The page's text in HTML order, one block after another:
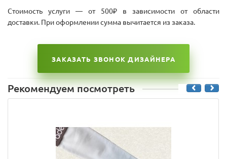
Стоимость услуги — от 500₽ в зависимости от области
доставки. При оформлении сумма вычитается из заказа.
ЗАКАЗАТЬ ЗВОНОК ДИЗАЙНЕРА
Рекомендуем посмотреть